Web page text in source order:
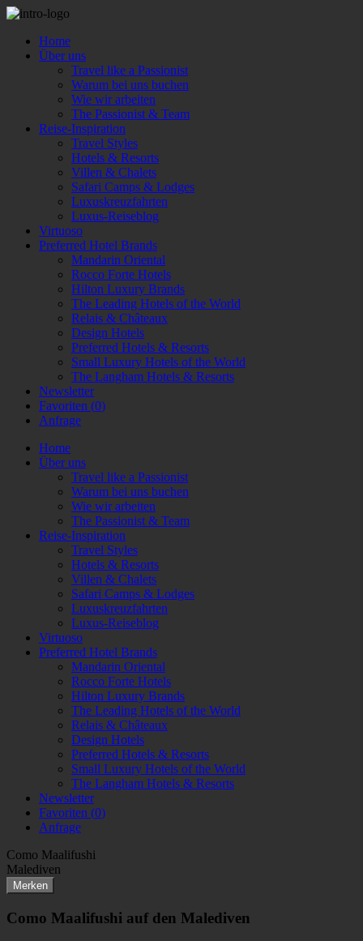
Home
Über uns
Travel like a Passionist
Warum bei uns buchen
Wie wir arbeiten
The Passionist & Team
Reise-Inspiration
Travel Styles
Hotels & Resorts
Villen & Chalets
Safari Camps & Lodges
Luxuskreuzfahrten
Luxus-Reiseblog
Virtuoso
Preferred Hotel Brands
Mandarin Oriental
Rocco Forte Hotels
Hilton Luxury Brands
The Leading Hotels of the World
Relais & Châteaux
Design Hotels
Preferred Hotels & Resorts
Small Luxury Hotels of the World
The Langham Hotels & Resorts
Newsletter
Favoriten (0)
Anfrage
Home
Über uns
Travel like a Passionist
Warum bei uns buchen
Wie wir arbeiten
The Passionist & Team
Reise-Inspiration
Travel Styles
Hotels & Resorts
Villen & Chalets
Safari Camps & Lodges
Luxuskreuzfahrten
Luxus-Reiseblog
Virtuoso
Preferred Hotel Brands
Mandarin Oriental
Rocco Forte Hotels
Hilton Luxury Brands
The Leading Hotels of the World
Relais & Châteaux
Design Hotels
Preferred Hotels & Resorts
Small Luxury Hotels of the World
The Langham Hotels & Resorts
Newsletter
Favoriten (0)
Anfrage
Como Maalifushi
Malediven
Merken
Como Maalifushi auf den Malediven